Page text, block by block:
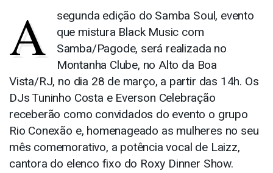
A
segunda edição do Samba Soul, evento
que mistura Black Music com
Samba/Pagode, será realizada no
Montanha Clube, no Alto da Boa
Vista/RJ, no dia 28 de março, a partir das 14h. Os
DJs Tuninho Costa e Everson Celebração
receberão como convidados do evento o grupo
Rio Conexão e, homenageado as mulheres no seu
mês comemorativo, a potência vocal de Laizz,
cantora do elenco fixo do Roxy Dinner Show.